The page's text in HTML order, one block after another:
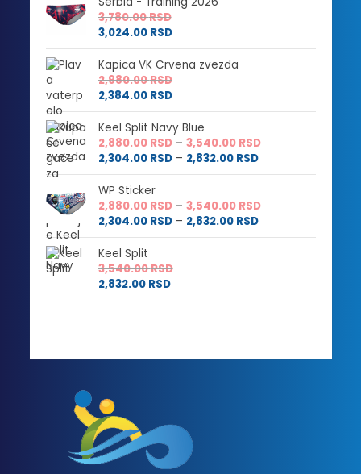
3,780.00RSD
3,024.00 RSD
Kapica VK Crvena zvezda
2,980.00RSD
2,384.00 RSD
Keel Split Navy Blue
2,880.00RSD – 3,540.00RSDRaspon
od
do
2,304.00 RSD – 2,832.00 RSDRaspon
cena:
2,304.00 RSD
do
2,832.00 RSD
WP Sticker
2,880.00RSD – 3,540.00RSDRaspon
od
2,304.00 RSD – 2,832.00 RSDRaspon
cena:
Keel Split
3,540.00RSD
2,832.00 RSD